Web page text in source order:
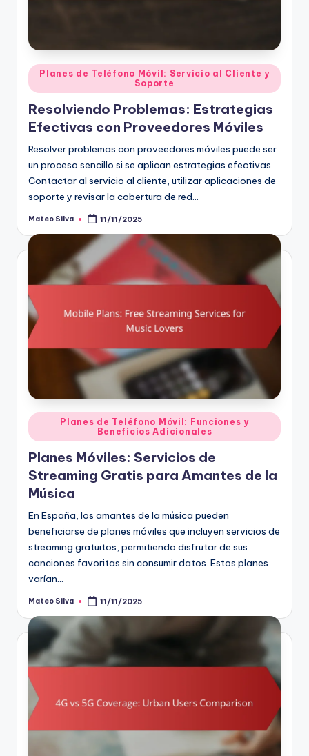
Posted
in
Planes de Teléfono Móvil: Servicio al Cliente y
Soporte
Resolviendo Problemas: Estrategias
Efectivas con Proveedores Móviles
Resolver problemas con proveedores móviles puede ser
un proceso sencillo si se aplican estrategias efectivas.
Contactar al servicio al cliente, utilizar aplicaciones de
soporte y revisar la cobertura de red…
Posted
Mateo Silva 11/11/2025
Posted
in
Planes de Teléfono Móvil: Funciones y
Beneficios Adicionales
Planes Móviles: Servicios de
Streaming Gratis para Amantes de la
Música
En España, los amantes de la música pueden
beneficiarse de planes móviles que incluyen servicios de
streaming gratuitos, permitiendo disfrutar de sus
canciones favoritas sin consumir datos. Estos planes
varían…
Posted
Mateo Silva 11/11/2025